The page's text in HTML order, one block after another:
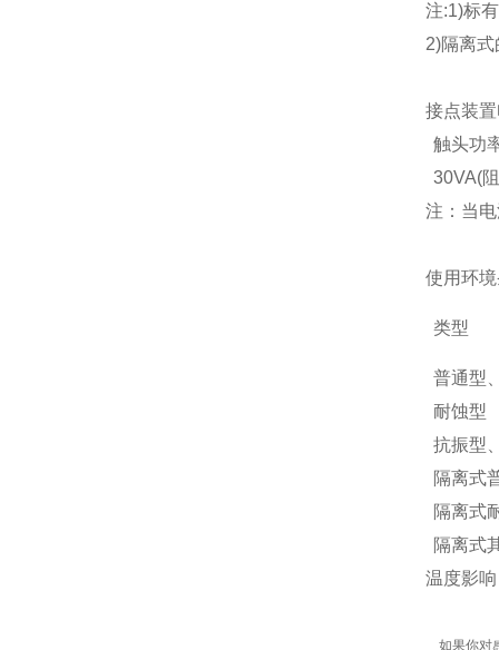
注:1)标
2)隔离
接点装
触头功
30VA(
注：当
使用环
类型
普通型
耐蚀型
抗振型
隔离式
隔离式
隔离式
温度影
如果你对